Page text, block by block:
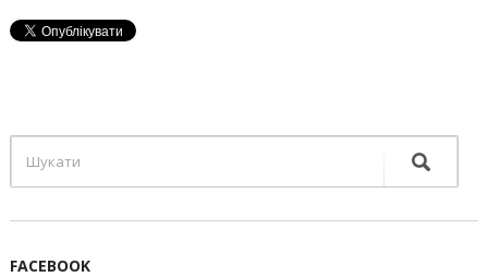
FACEBOOK